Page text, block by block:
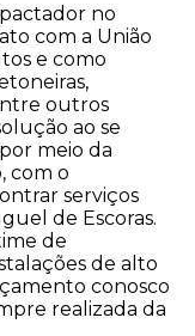
no
com a União
e como
outros
ao se
meio da
com o
serviços
de Escoras.
de
de alto
conosco
realizada da